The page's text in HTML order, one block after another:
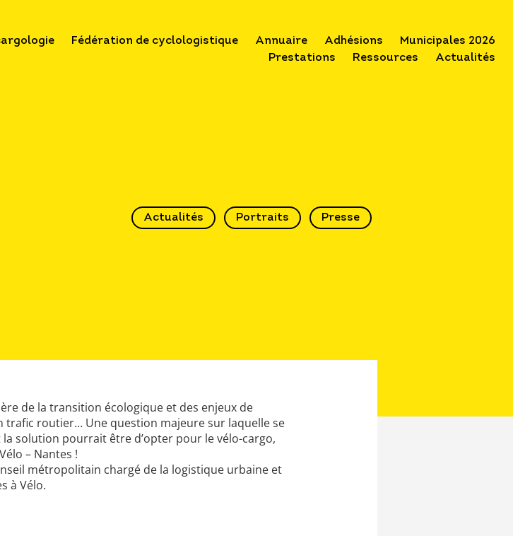
Fédération de cyclologistique Annuaire Adhésions
Municipales 2026
Prestations
Ressources Actualités
Actualités Portraits Presse
de la transition écologique et des enjeux de
trafic routier… Une question majeure sur laquelle se
solution pourrait être d’opter pour le vélo-cargo,
– Nantes !
métropolitain chargé de la logistique urbaine et
à Vélo.